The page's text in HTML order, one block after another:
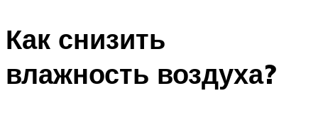
Как снизить
влажность воздуха?